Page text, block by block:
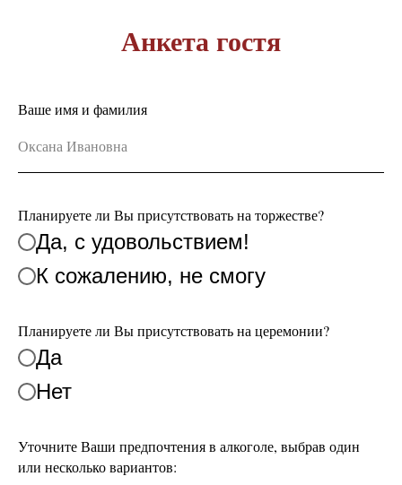
Анкета гостя
Ваше имя и фамилия
Планируете ли Вы присутствовать на торжестве?
Да, с удовольствием!
К сожалению, не смогу
Планируете ли Вы присутствовать на церемонии?
Да
Нет
Уточните Ваши предпочтения в алкоголе, выбрав один
или несколько вариантов: